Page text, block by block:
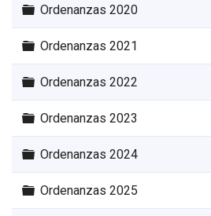
Carpeta
Ordenanzas 2020
Carpeta
Ordenanzas 2021
Carpeta
Ordenanzas 2022
Carpeta
Ordenanzas 2023
Carpeta
Ordenanzas 2024
Carpeta
Ordenanzas 2025